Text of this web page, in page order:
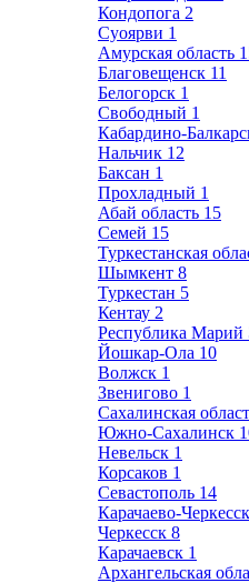
Кондопога 2
Суоярви 1
Амурская область
Благовещенск 11
Белогорск 1
Свободный 1
Кабардино-
Нальчик 12
Баксан 1
Прохладный 1
Абай область 15
Семей 15
Туркестанская
Шымкент 8
Туркестан 5
Кентау 2
Республика Марий
Йошкар-Ола 10
Волжск 1
Звенигово 1
Сахалинская
Южно-Сахалинск
Невельск 1
Корсаков 1
Севастополь 14
Карачаево-
Черкесск 8
Карачаевск 1
Архангельская